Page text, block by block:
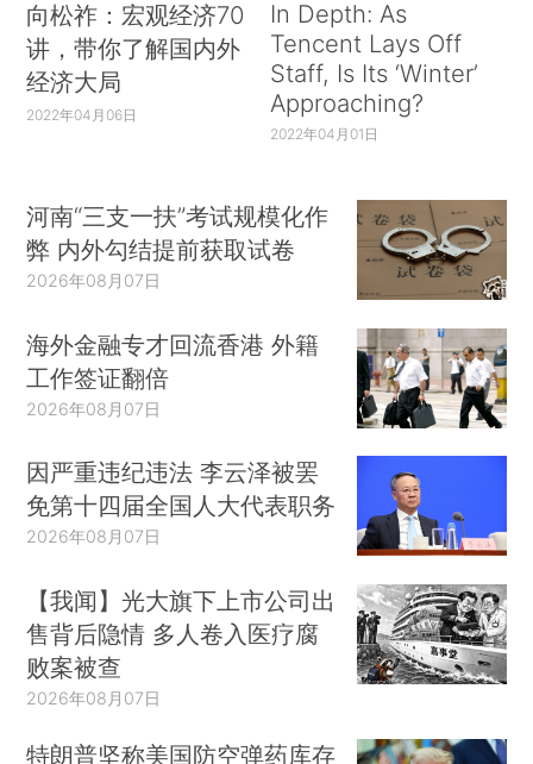
向松祚：宏观经济70
讲，带你了解国内外
经济大局
2022年04月06日
In Depth: As
Tencent Lays Off
Staff, Is Its ‘Winter’
Approaching?
2022年04月01日
河南“三支一扶”考试规模化作
弊 内外勾结提前获取试卷
2026年08月07日
海外金融专才回流香港 外籍
工作签证翻倍
2026年08月07日
因严重违纪违法 李云泽被罢
免第十四届全国人大代表职务
2026年08月07日
【我闻】光大旗下上市公司出
售背后隐情 多人卷入医疗腐
败案被查
2026年08月07日
特朗普坚称美国防空弹药库存